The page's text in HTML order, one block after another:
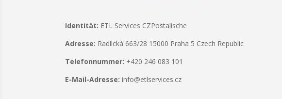
Identität: ETL Services CZPostalische
Adresse: Radlická 663/28 15000 Praha 5 Czech Republic
Telefonnummer: +420 246 083 101
E-Mail-Adresse: info@etlservices.cz